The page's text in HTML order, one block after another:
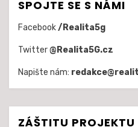
SPOJTE SE S NÁMI
Facebook/Realita5g
Twitter@Realita5G.cz
Napište nám:
ZÁŠTITU